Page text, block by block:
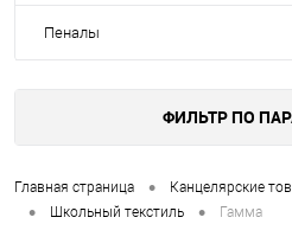
Пеналы
ФИЛЬТР ПО
Главная страница • Канцелярские
• Школьный текстиль • Гамма